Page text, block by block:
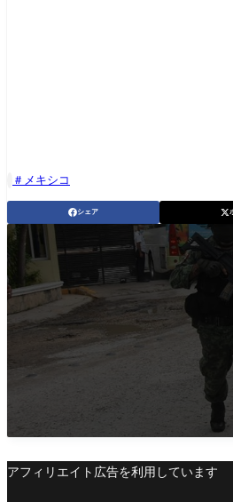
メキシコ
シェア
アフィリエイト広告を利用しています